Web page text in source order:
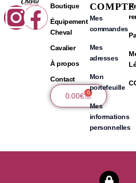
Instagram
Boutique
Équipement
Cheval
Cavalier
À propos
Contact
0.00€ 0
Panier
COMPTE
Mes
commandes
Mes
adresses
Mon
portefeuille
Mes
informations
personnelles